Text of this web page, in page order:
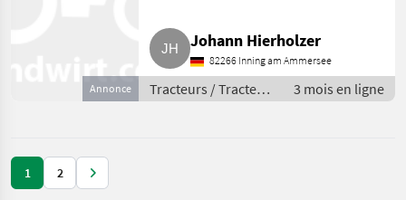
Annonce
Johann Hierholzer
82266 Inning am Ammersee
Tracteurs / Tracteurs
agricoles
3 mois en ligne
1 2